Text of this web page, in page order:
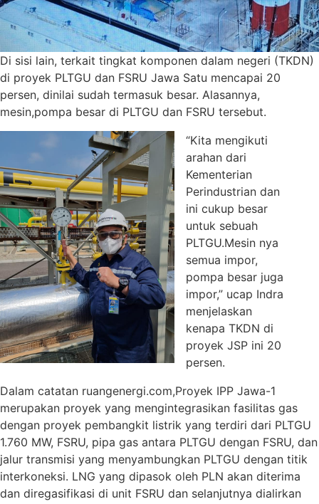
Di sisi lain, terkait tingkat komponen dalam negeri (TKDN)
di proyek PLTGU dan FSRU Jawa Satu mencapai 20
persen, dinilai sudah termasuk besar. Alasannya,
mesin,pompa besar di PLTGU dan FSRU tersebut.
“Kita mengikuti
arahan dari
Kementerian
Perindustrian dan
ini cukup besar
untuk sebuah
PLTGU.Mesin nya
semua impor,
pompa besar juga
impor,” ucap Indra
menjelaskan
kenapa TKDN di
proyek JSP ini 20
persen.
Dalam catatan ruangenergi.com,Proyek IPP Jawa-1
merupakan proyek yang mengintegrasikan fasilitas gas
dengan proyek pembangkit listrik yang terdiri dari PLTGU
1.760 MW, FSRU, pipa gas antara PLTGU dengan FSRU, dan
jalur transmisi yang menyambungkan PLTGU dengan titik
interkoneksi. LNG yang dipasok oleh PLN akan diterima
dan diregasifikasi di unit FSRU dan selanjutnya dialirkan